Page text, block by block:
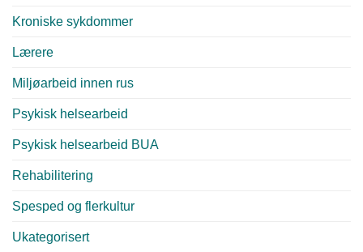
Kroniske sykdommer
Lærere
Miljøarbeid innen rus
Psykisk helsearbeid
Psykisk helsearbeid BUA
Rehabilitering
Spesped og flerkultur
Ukategorisert